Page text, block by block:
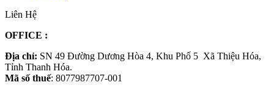
Liên Hệ
OFFICE :
Địa chỉ: SN 49 Đường Dương Hòa 4, Khu Phố 5 Xã Thiệu Hóa,
Tỉnh Thanh Hóa.
Mã số thuế: 8077987707-001